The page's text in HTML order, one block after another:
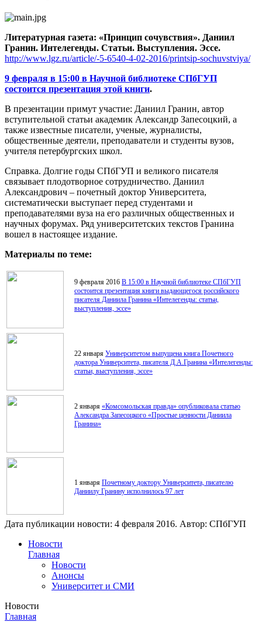
Литературная газета: «Принцип сочувствия». Даниил
Гранин. Интелегенды. Статьи. Выступления. Эссе.
http://www.lgz.ru/article/-5-6540-4-02-2016/printsip-sochuvstviya/
9 февраля в 15:00 в Научной библиотеке СПбГУП
состоится презентация этой книги.
В презентации примут участие: Даниил Гранин, автор
вступительной статьи академик Александр Запесоцкий, а
также известные писатели, ученые, журналисты,
общественные деятели, преподаватели и студенты вузов,
учителя петербургских школ.
Справка. Долгие годы СПбГУП и великого писателя
связывает плодотворное сотрудничество. Даниил
Александрович – почетный доктор Университета,
систематически выступает перед студентами и
преподавателями вуза на его различных общественных и
научных форумах. Ряд университетских текстов Гранина
вошел в настоящее издание.
Материалы по теме:
9 февраля 2016 В 15:00 в Научной библиотеке СПбГУП
состоится презентация книги выдающегося российского
писателя Даниила Гранина «Интелегенды: статьи,
выступления, эссе»
22 января Университетом выпущена книга Почетного
доктора Университета, писателя Д.А.Гранина «Интелегенды:
статьи, выступления, эссе»
2 января «Комсомольская правда» опубликовала статью
Александра Запесоцкого «Простые ценности Даниила
Гранина»
1 января Почетному доктору Университета, писателю
Даниилу Гранину исполнилось 97 лет
Дата публикации новости: 4 февраля 2016. Автор: СПбГУП
Новости
Главная
Новости
Анонсы
Университет и СМИ
Новости
Главная